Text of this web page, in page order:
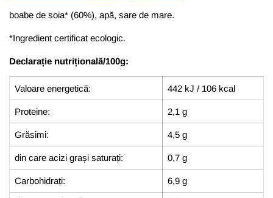
boabe de soia* (60%), apă, sare de mare.
*Ingredient certificat ecologic.
Declarație nutrițională/100g:
Valoare energetică: 442 kJ / 106 kcal
Proteine: 2,1 g
Grăsimi: 4,5 g
din care acizi grași saturați: 0,7 g
Carbohidrați: 6,9 g